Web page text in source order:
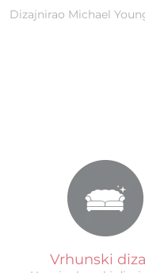
Dizajnirao Michael
Vrhunski